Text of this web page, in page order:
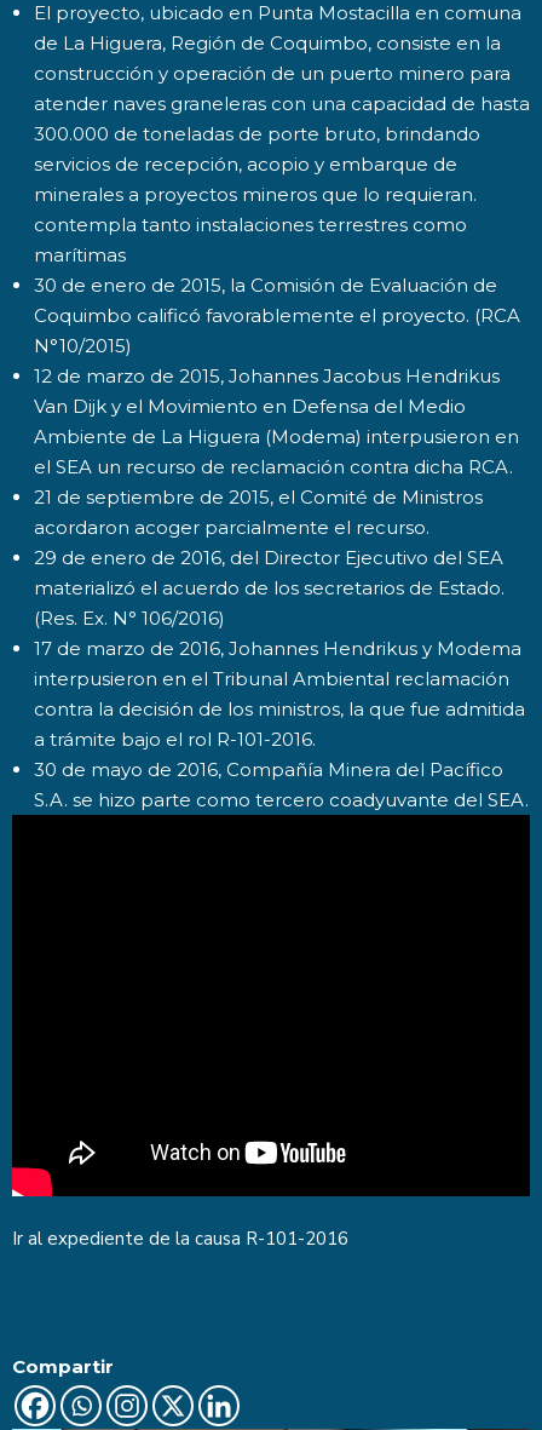
El proyecto, ubicado en Punta Mostacilla en comuna
de La Higuera, Región de Coquimbo, consiste en la
construcción y operación de un puerto minero para
atender naves graneleras con una capacidad de hasta
300.000 de toneladas de porte bruto, brindando
servicios de recepción, acopio y embarque de
minerales a proyectos mineros que lo requieran.
contempla tanto instalaciones terrestres como
marítimas
30 de enero de 2015, la Comisión de Evaluación de
Coquimbo calificó favorablemente el proyecto. (RCA
N°10/2015)
12 de marzo de 2015, Johannes Jacobus Hendrikus
Van Dijk y el Movimiento en Defensa del Medio
Ambiente de La Higuera (Modema) interpusieron en
el SEA un recurso de reclamación contra dicha RCA.
21 de septiembre de 2015, el Comité de Ministros
acordaron acoger parcialmente el recurso.
29 de enero de 2016, del Director Ejecutivo del SEA
materializó el acuerdo de los secretarios de Estado.
(Res. Ex. N° 106/2016)
17 de marzo de 2016, Johannes Hendrikus y Modema
interpusieron en el Tribunal Ambiental reclamación
contra la decisión de los ministros, la que fue admitida
a trámite bajo el rol R-101-2016.
30 de mayo de 2016, Compañía Minera del Pacífico
S.A. se hizo parte como tercero coadyuvante del SEA.
Ir al expediente de la causa R-101-2016
Compartir